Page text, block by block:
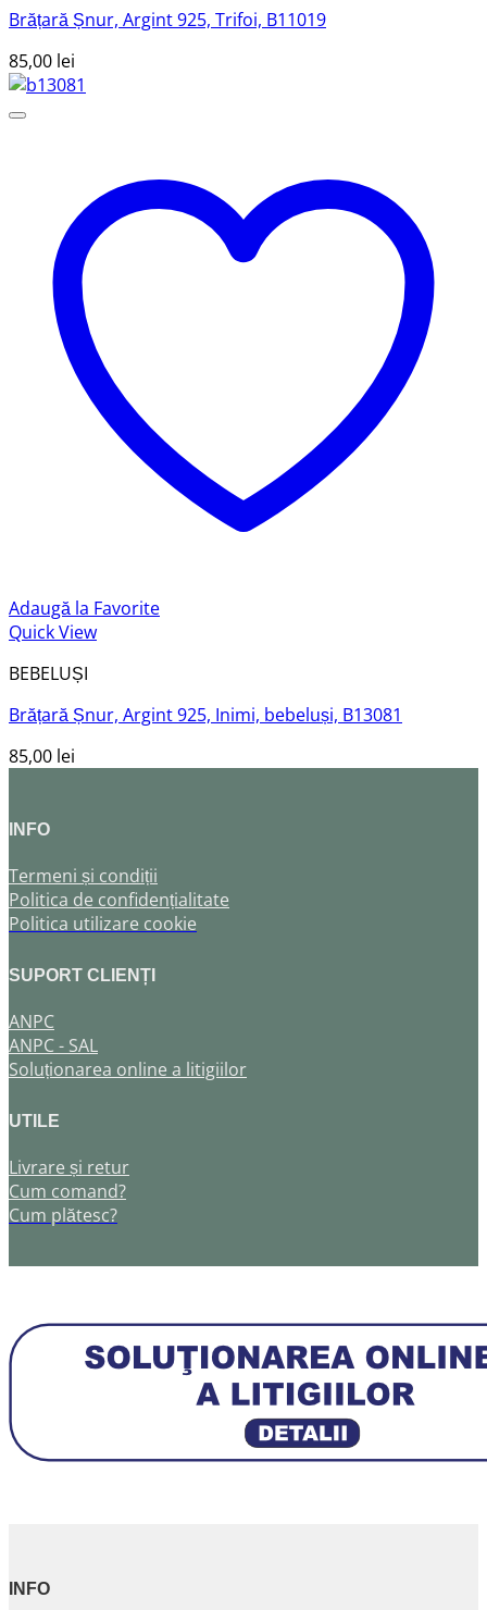
Brățară Șnur, Argint 925, Trifoi, B11019
85,00 lei
Adaugă la Favorite
Quick View
BEBELUȘI
Brățară Șnur, Argint 925, Inimi, bebeluși, B13081
85,00 lei
INFO
Termeni și condiții
Politica de confidențialitate
Politica utilizare cookie
SUPORT CLIENȚI
ANPC
ANPC - SAL
Soluționarea online a litigiilor
UTILE
Livrare și retur
Cum comand?
Cum plătesc?
INFO